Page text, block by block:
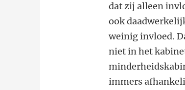
dat zij alleen
ook
weinig invloed.
niet in het
immers